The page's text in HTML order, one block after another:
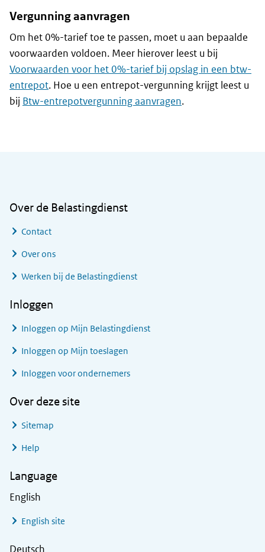
Vergunning aanvragen
Om het 0%-tarief toe te passen, moet u aan bepaalde
voorwaarden voldoen. Meer hierover leest u bij
Voorwaarden voor het 0%-tarief bij opslag in een btw-
entrepot. Hoe u een entrepot-vergunning krijgt leest u
bij Btw-entrepotvergunning aanvragen.
Over de Belastingdienst
Contact
Over ons
Werken bij de Belastingdienst
Inloggen
Inloggen op Mijn Belastingdienst
Inloggen op Mijn toeslagen
Inloggen voor ondernemers
Over deze site
Sitemap
Help
Language
English
English site
Deutsch